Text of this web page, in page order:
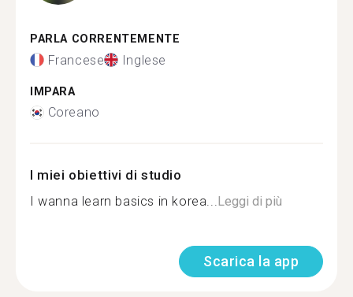
PARLA CORRENTEMENTE
Francese Inglese
IMPARA
Coreano
I miei obiettivi di studio
I wanna learn basics in korea...Leggi di più
Scarica la app